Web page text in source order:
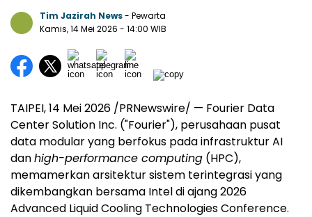
Tim Jazirah News- Pewarta
Kamis, 14 Mei 2026 - 14:00 WIB
TAIPEI, 14 Mei 2026 /PRNewswire/ — Fourier Data
Center Solution Inc. ("Fourier"), perusahaan pusat
data modular yang berfokus pada infrastruktur AI
danhigh-performance computing (HPC),
memamerkan arsitektur sistem terintegrasi yang
dikembangkan bersama Intel di ajang 2026
Advanced Liquid Cooling Technologies Conference.